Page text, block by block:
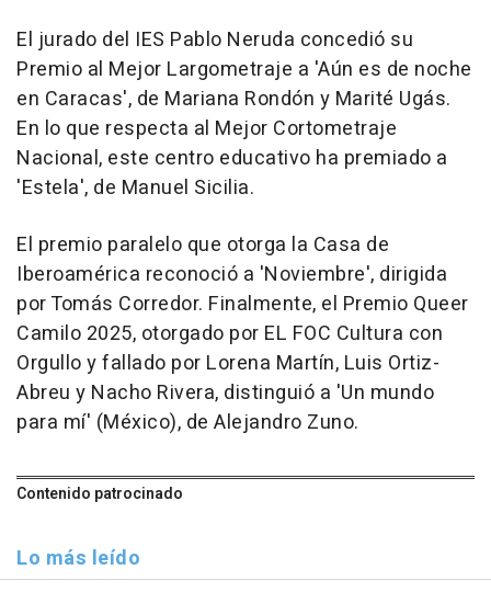
El jurado del IES Pablo Neruda concedió su
Premio al Mejor Largometraje a 'Aún es de noche
en Caracas', de Mariana Rondón y Marité Ugás.
En lo que respecta al Mejor Cortometraje
Nacional, este centro educativo ha premiado a
'Estela', de Manuel Sicilia.
El premio paralelo que otorga la Casa de
Iberoamérica reconoció a 'Noviembre', dirigida
por Tomás Corredor. Finalmente, el Premio Queer
Camilo 2025, otorgado por EL FOC Cultura con
Orgullo y fallado por Lorena Martín, Luis Ortiz-
Abreu y Nacho Rivera, distinguió a 'Un mundo
para mí' (México), de Alejandro Zuno.
Contenido patrocinado
Lo más leído